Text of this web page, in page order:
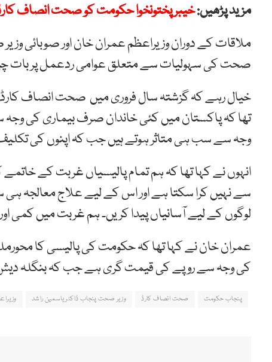
مزید پڑھیں:خیبر پختونخوا حکومت کو صحت انصاف
ملاقات کے دوران وزیراعظم عمران خان اور صوبائی
صحت کی سہولیات سے متعلق عوامی ردعمل پر بات
خیال رہے کہ گزشتہ سال فروری میں صحت انصاف
تھا کہ پاکستان میں کئی خاندان صرف بیماری کی
وجہ سے سب ہی متاثر ہوتے ہیں جب کہ اپنوں کی
انہوں نے کہا تھا کہ ہم تمام پالیسیاں غربت کے
سے نہیں کرا سکتا ہے اور اس کے لیے علاج
لوگوں کے لیے آسانیاں پیدا کریں۔ ہم غربت میں کمی
عمران خان نے کہا تھا کہ حکومت کی پالیسی کا
کی وجہ سے روپے کی قیمت گری ہے جب کہ بنگلہ دیش
پنجاب حکومت صحت انصاف کارڈ وزیر صحت پنجاب ڈاکٹر یاسمین راشد